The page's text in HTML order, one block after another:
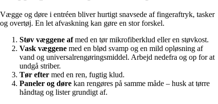
Vægge og døre i entréen bliver hurtigt snavsede af fingeraftryk, tasker
og overtøj. En let afvaskning kan gøre en stor forskel.
Støv væggene afmed en tør mikrofiberklud eller en støvkost.
Vask væggene med en blød svamp og en mild opløsning af
vand og universalrengøringsmiddel. Arbejd nedefra og op for at
undgå striber.
Tør efter med en ren, fugtig klud.
Paneler og døre kan rengøres på samme måde – husk at tørre
håndtag og lister grundigt af.